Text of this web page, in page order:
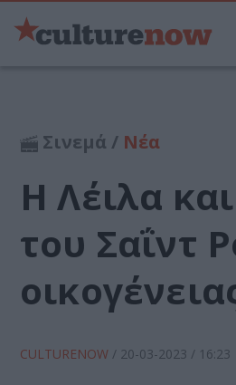
Σινεμά / Νέα
Η Λέιλα
του Σαΐντ
CULTURENOW / 20-03-2023 / 16:23